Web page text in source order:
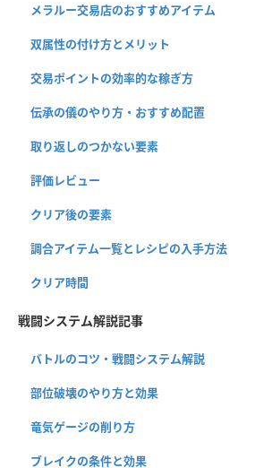
メラルー交易店のおすすめアイテム
双属性の付け方とメリット
交易ポイントの効率的な稼ぎ方
伝承の儀のやり方・おすすめ配置
取り返しのつかない要素
評価レビュー
クリア後の要素
調合アイテム一覧とレシピの入手方法
クリア時間
戦闘システム解説記事
バトルのコツ・戦闘システム解説
部位破壊のやり方と効果
竜気ゲージの削り方
ブレイクの条件と効果